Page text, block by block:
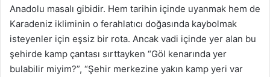
Anadolu masalı gibidir. Hem tarihin içinde uyanmak hem de
Karadeniz ikliminin o ferahlatıcı doğasında kaybolmak
isteyenler için eşsiz bir rota. Ancak vadi içinde yer alan bu
şehirde kamp çantası sırttayken “Göl kenarında yer
bulabilir miyim?”, “Şehir merkezine yakın kamp yeri var